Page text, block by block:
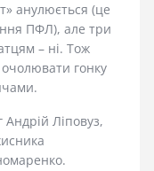
анулюється (це
ПФЛ), але три
– ні. Тож
гонку
Ліповуз,